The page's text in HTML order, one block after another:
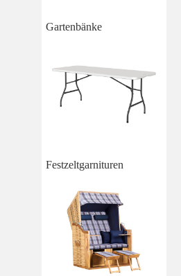
Gartenbänke
Festzeltgarnituren